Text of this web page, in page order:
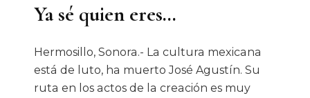
Ya sé quien eres…
Hermosillo, Sonora.- La cultura mexicana
está de luto, ha muerto José Agustín. Su
ruta en los actos de la creación es muy